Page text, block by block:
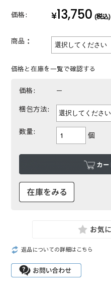
価格: ¥13,750 (税込)
商品：
価格と在庫を一覧で確認する
価格: －
梱包方法:
数量: 個
返品についての詳細はこちら